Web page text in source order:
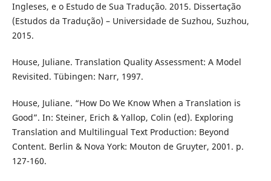
Ingleses, e o Estudo de Sua Tradução. 2015. Dissertação
(Estudos da Tradução) – Universidade de Suzhou, Suzhou,
2015.
House, Juliane. Translation Quality Assessment: A Model
Revisited. Tübingen: Narr, 1997.
House, Juliane. “How Do We Know When a Translation is
Good”. In: Steiner, Erich & Yallop, Colin (ed). Exploring
Translation and Multilingual Text Production: Beyond
Content. Berlin & Nova York: Mouton de Gruyter, 2001. p.
127-160.